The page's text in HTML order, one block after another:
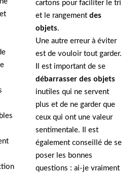
cartons pour faciliter le tri
et le rangement des
objets.
Une autre erreur à éviter
est de vouloir tout garder.
Il est important de se
débarrasser des objets
inutiles qui ne servent
plus et de ne garder que
ceux qui ont une valeur
sentimentale. Il est
également conseillé de se
poser les bonnes
questions : ai-je vraiment